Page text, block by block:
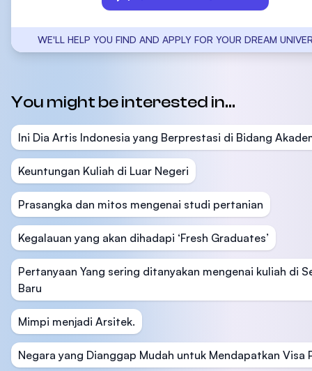
WE'LL HELP YOU FIND AND APPLY FOR YOUR DREAM
You might be interested in...
Ini Dia Artis Indonesia yang Berprestasi di Bidang
Keuntungan Kuliah di Luar Negeri
Prasangka dan mitos mengenai studi pertanian
Kegalauan yang akan dihadapi ‘Fresh Graduates’
Pertanyaan Yang sering ditanyakan mengenai kuliah di
Baru
Mimpi menjadi Arsitek.
Negara yang Dianggap Mudah untuk Mendapatkan Visa